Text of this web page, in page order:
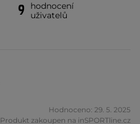
9
hodnocení
uživatelů
Hodnoceno: 29. 5. 2025
Produkt zakoupen na inSPORTline.cz